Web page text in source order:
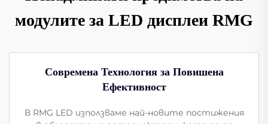
модулите за LED дисплеи RMG
Современа Технология за Повишена
Ефективност
В RMG LED използваме най-новите постижения